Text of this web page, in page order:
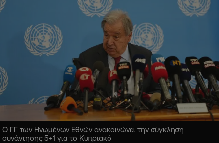
Ο ΓΓ των Ηνωμένων Εθνών ανακοινώνει την σύγκληση
συνάντησης 5+1 για το Κυπριακό